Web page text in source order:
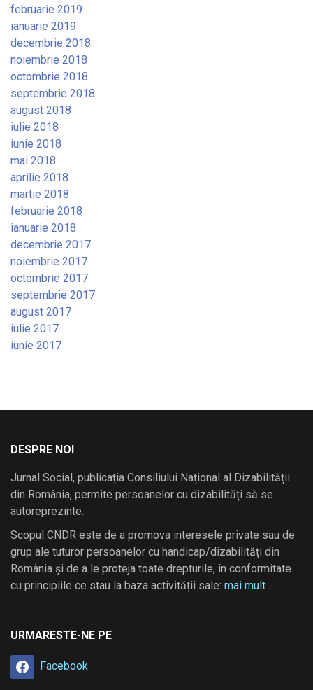
februarie 2019
ianuarie 2019
decembrie 2018
noiembrie 2018
octombrie 2018
septembrie 2018
august 2018
iulie 2018
iunie 2018
mai 2018
aprilie 2018
martie 2018
februarie 2018
ianuarie 2018
decembrie 2017
noiembrie 2017
octombrie 2017
septembrie 2017
august 2017
iulie 2017
iunie 2017
DESPRE NOI
Jurnal Social, publicația Consiliului Național al Dizabilității
din România, permite persoanelor cu dizabilități să se
autoreprezinte.
Scopul CNDR este de a promova interesele private sau de
grup ale tuturor persoanelor cu handicap/dizabilități din
România și de a le proteja toate drepturile, în conformitate
cu principiile ce stau la baza activității sale: mai mult …
URMARESTE-NE PE
Facebook